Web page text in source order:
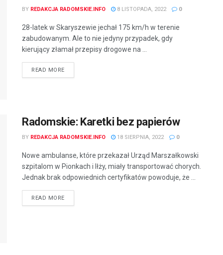
BY REDAKCJA RADOMSKIE.INFO 8 LISTOPADA, 2022 0
28-latek w Skaryszewie jechał 175 km/h w terenie
zabudowanym. Ale to nie jedyny przypadek, gdy
kierujący złamał przepisy drogowe na ...
READ MORE
Radomskie: Karetki bez papierów
BY REDAKCJA RADOMSKIE.INFO 18 SIERPNIA, 2022 0
Nowe ambulanse, które przekazał Urząd Marszałkowski
szpitalom w Pionkach i Iłży, miały transportować chorych.
Jednak brak odpowiednich certyfikatów powoduje, że ...
READ MORE